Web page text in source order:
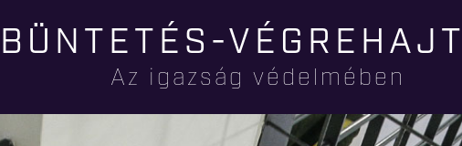
tartalomra
BÜNTETÉS-
Az igazság védelmében